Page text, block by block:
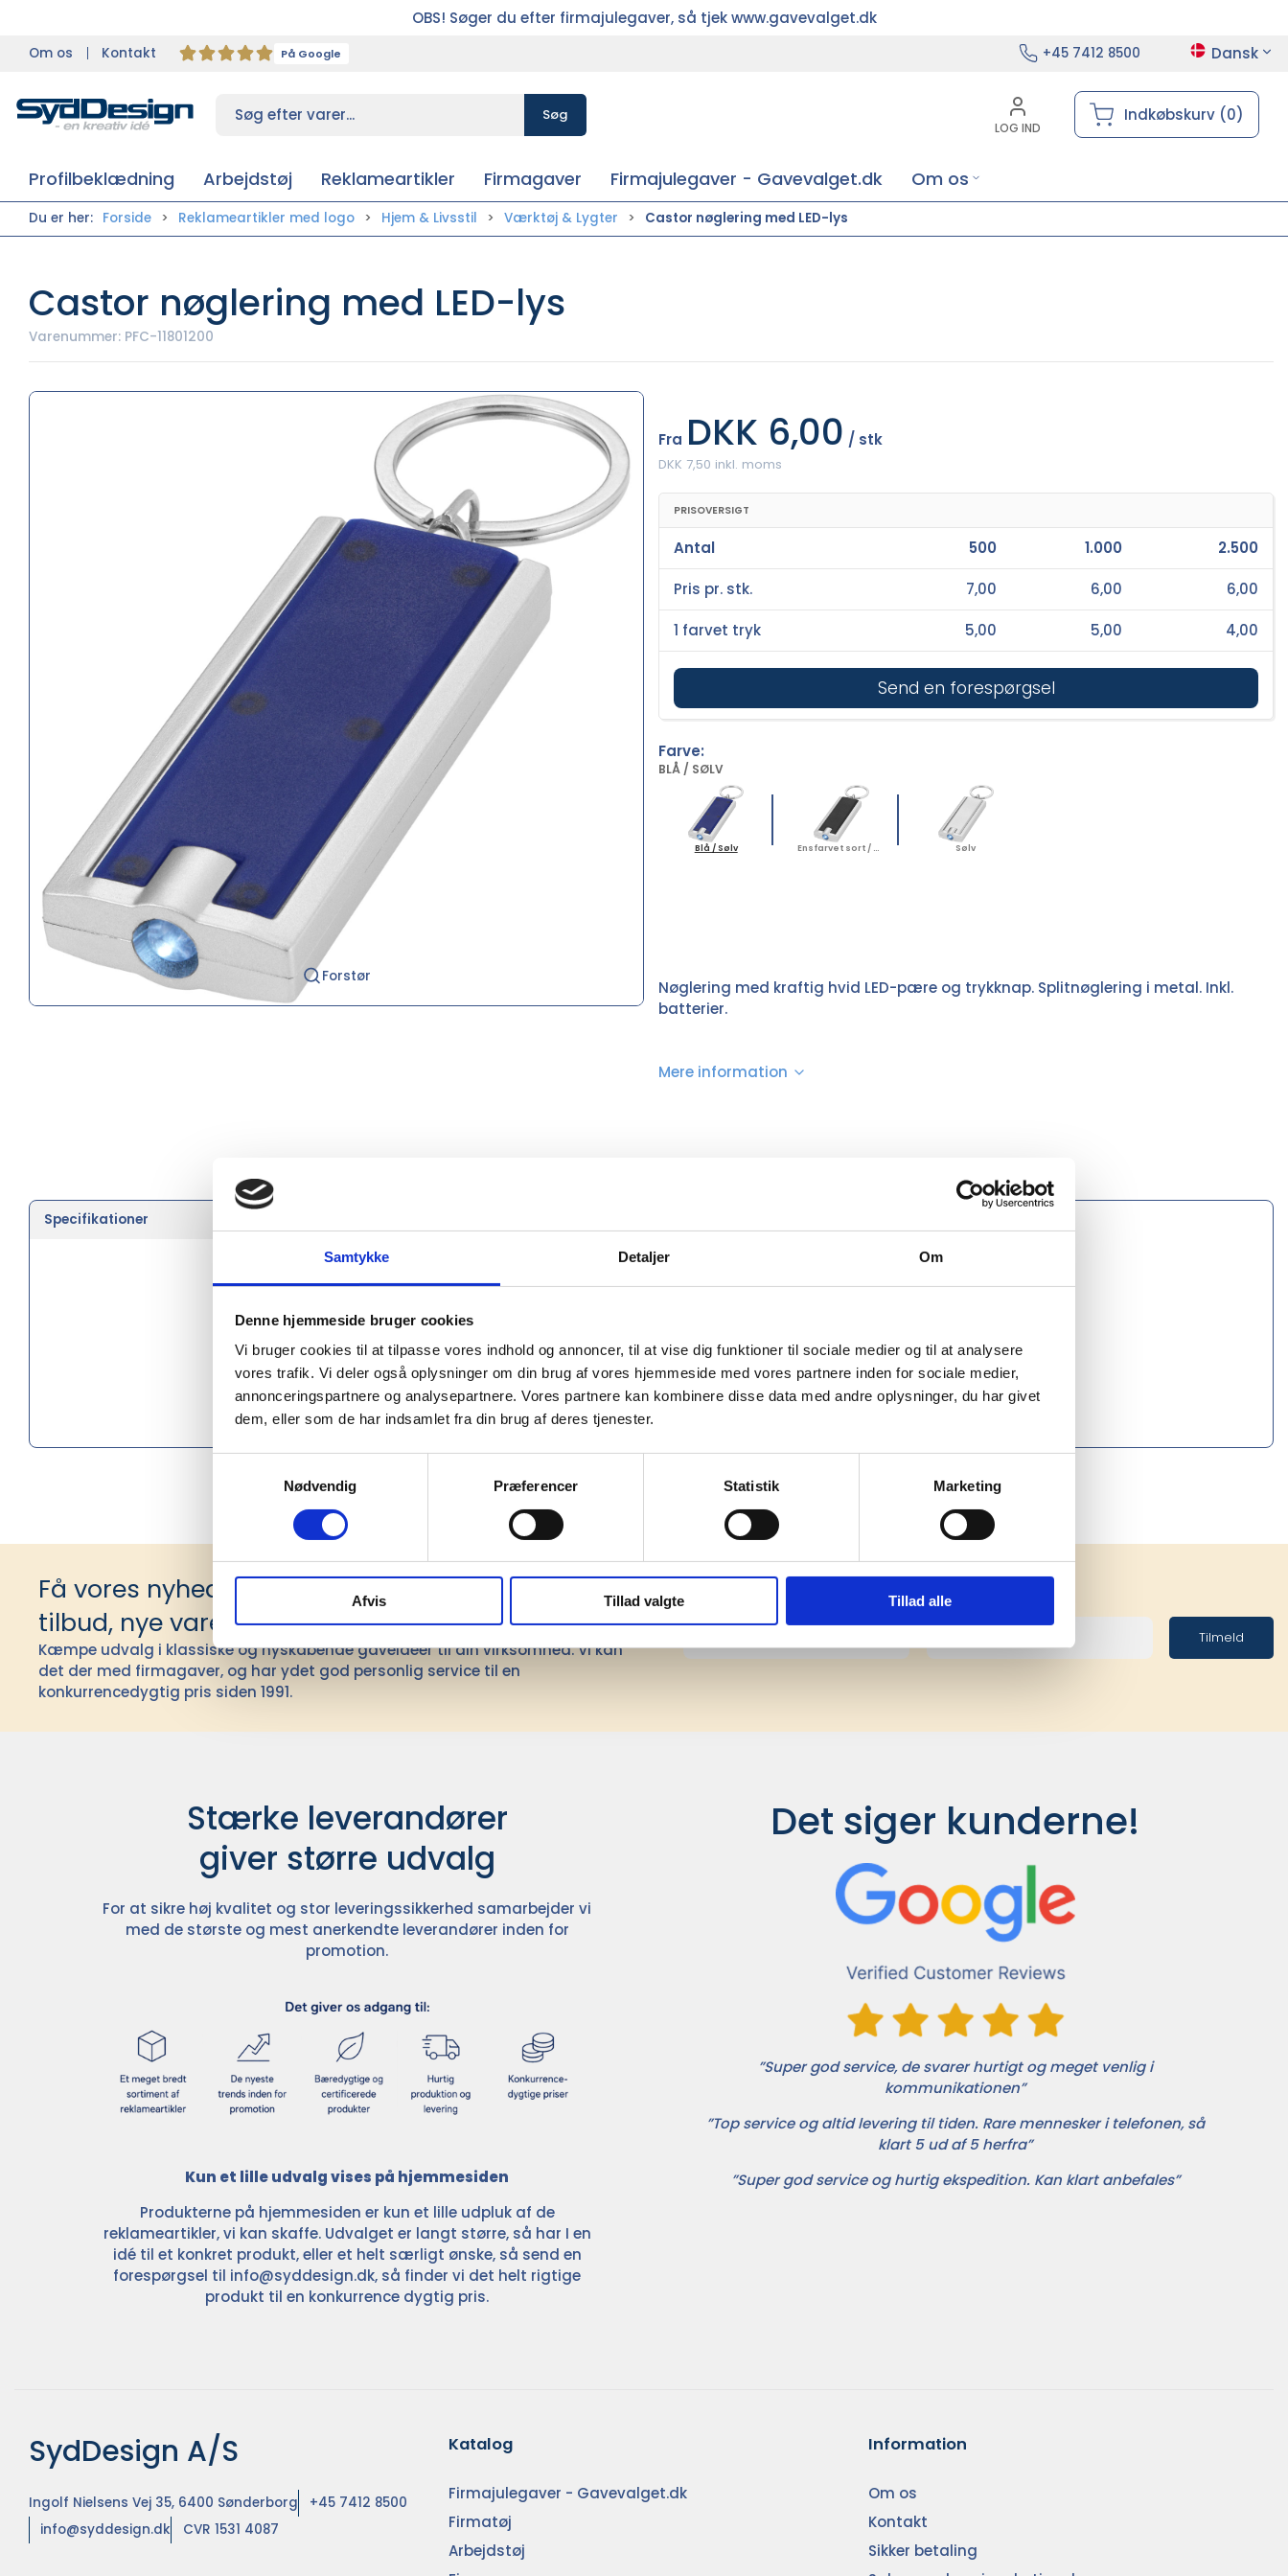
Samtykke Detaljer Om
Denne hjemmeside bruger cookies
Vi bruger cookies til at tilpasse vores indhold og annoncer, til at vise dig funktioner til sociale medier og til at analysere
vores trafik. Vi deler også oplysninger om din brug af vores hjemmeside med vores partnere inden for sociale medier,
annonceringspartnere og analysepartnere. Vores partnere kan kombinere disse data med andre oplysninger, du har givet
dem, eller som de har indsamlet fra din brug af deres tjenester.
Nødvendig
Præferencer Statistik Marketing
Afvis Tillad valgte Tillad alle
OBS! Søger du efter firmajulegaver, så tjek www.gavevalget.dk
Om os Kontakt På Google +45 7412 8500 Dansk
Søg
LOG IND
Indkøbskurv (0)
Profilbeklædning Arbejdstøj Reklameartikler Firmagaver Firmajulegaver - Gavevalget.dk Om os
Du er her: Forside Reklameartikler med logo Hjem & Livsstil Værktøj & Lygter Castor nøglering med LED-lys
Castor nøglering med LED-lys
Varenummer: PFC-11801200
Forstør
Fra DKK 6,00 / stk
DKK 7,50 inkl. moms
PRISOVERSIGT
Send en forespørgsel
Antal 500 1.000 2.500
Pris pr. stk. 7,00 6,00 6,00
1 farvet tryk 5,00 5,00 4,00
Farve:
BLÅ / SØLV
Blå / Sølv Ensfarvet sort / Sølv Sølv
Nøglering med kraftig hvid LED-pære og trykknap. Splitnøglering i metal. Inkl.
batterier.
Mere information
Specifikationer
Længde (cm)
Materiale ABS plast
Oprindelsesland Kina
PMS farve 286C
Få vores nyhedsbrev med information om
tilbud, nye varer og andet godt
Kæmpe udvalg i klassiske og nyskabende gaveidéer til din virksomhed. Vi kan
det der med firmagaver, og har ydet god personlig service til en
konkurrencedygtig pris siden 1991.
Tilmeld
Stærke leverandører
giver større udvalg
For at sikre høj kvalitet og stor leveringssikkerhed samarbejder vi
med de største og mest anerkendte leverandører inden for
promotion.
Kun et lille udvalg vises på hjemmesiden
Produkterne på hjemmesiden er kun et lille udpluk af de
reklameartikler, vi kan skaffe. Udvalget er langt større, så har I en
idé til et konkret produkt, eller et helt særligt ønske, så send en
forespørgsel til info@syddesign.dk, så finder vi det helt rigtige
produkt til en konkurrence dygtig pris.
Det siger kunderne!
”Super god service, de svarer hurtigt og meget venlig i
kommunikationen”
”Top service og altid levering til tiden. Rare mennesker i telefonen, så
klart 5 ud af 5 herfra”
”Super god service og hurtig ekspedition. Kan klart anbefales”
SydDesign A/S
Ingolf Nielsens Vej 35, 6400 Sønderborg
+45 7412 8500
info@syddesign.dk
CVR 1531 4087
Katalog
Firmajulegaver - Gavevalget.dk
Firmatøj
Arbejdstøj
Information
Om os
Kontakt
Sikker betaling